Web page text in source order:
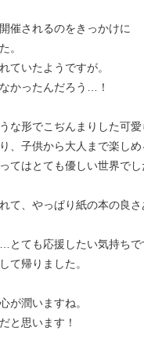
催されるのをきっかけに
。
ていたようですが。
かったんだろう…！
な形でこぢんまりした可
、子供から大人まで楽しめ
てはとても優しい世界でし
て、やっぱり紙の本の良
とても応援したい気持ちで
て帰りました。
が潤いますね。
と思います！